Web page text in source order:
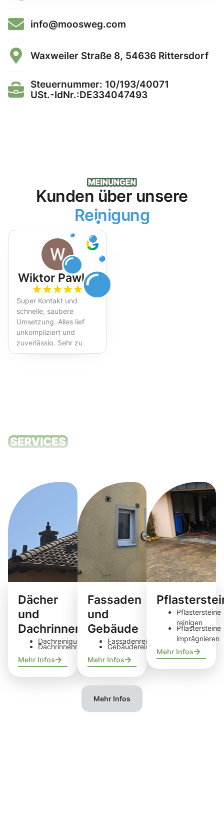
info@moosweg.com
Waxweiler Straße 8, 54636 Rittersdorf
Steuernummer: 10/193/40071
USt.-IdNr.:DE334047493
Kunden über unsere
Reinigung
Wiktor Pawlak
Super Kontakt und
schnelle, saubere
Umsetzung. Alles lief
unkompliziert und
zuverlässig. Sehr zu
empfehlen!
Dächer
und
Dachrinnen
Dachreinigung
Dachrinnenreinigung
Mehr Infos
Fassaden
und
Gebäude
Fassadenreinigung
Gebäudereinigung
Mehr Infos
Pflastersteine
reinigen
Pflastersteine
imprägnieren
Mehr Infos
Mehr Infos